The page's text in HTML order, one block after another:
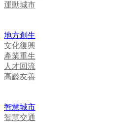
運動城市
地方創生
文化復興
產業重生
人才回流
高齡友善
智慧城市
智慧交通